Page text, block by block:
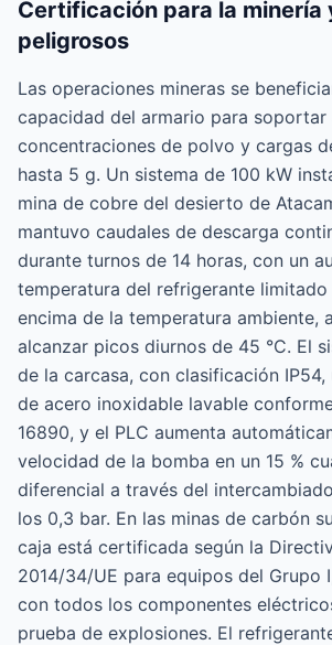
Certificación para la minería
peligrosos
Las operaciones mineras se
capacidad del armario para soportar
concentraciones de polvo y cargas
hasta 5 g. Un sistema de 100 kW
mina de cobre del desierto de
mantuvo caudales de descarga
durante turnos de 14 horas, con un
temperatura del refrigerante limitado
encima de la temperatura ambiente,
alcanzar picos diurnos de 45 °C. El
de la carcasa, con clasificación IP54,
de acero inoxidable lavable
16890, y el PLC aumenta
velocidad de la bomba en un 15 %
diferencial a través del
los 0,3 bar. En las minas de carbón
caja está certificada según la
2014/34/UE para equipos del Grupo
con todos los componentes
prueba de explosiones. El